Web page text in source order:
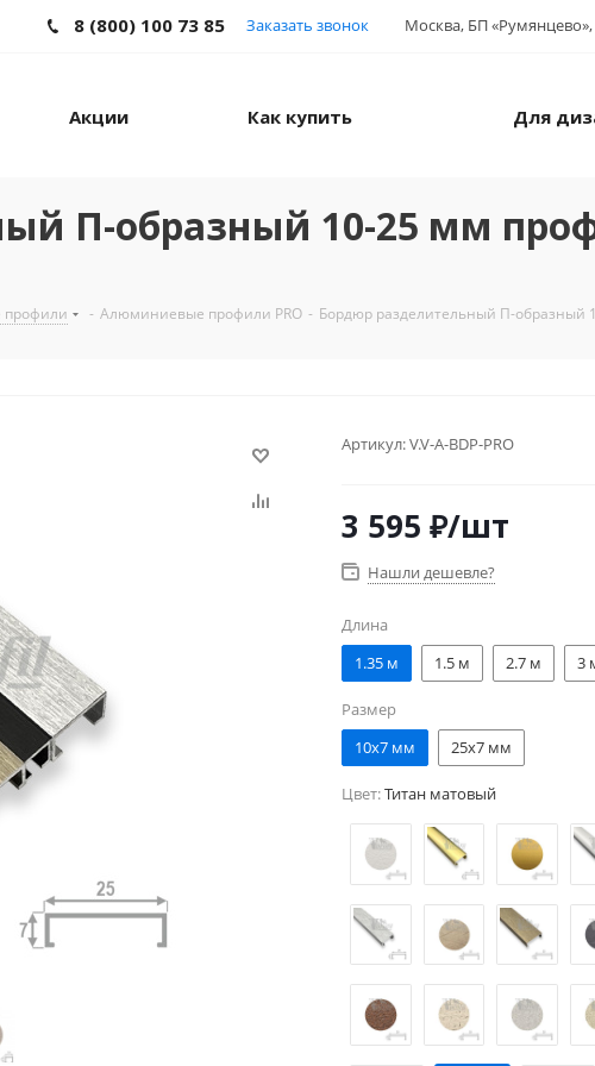
Москва, БП
8 (800) 100 73 85 Заказать звонок
Акции Как купить Для
П-образный 10-25 мм
- Алюминиевые профили PRO - Бордюр разделительный П-образный
Артикул:V.V-A-BDP-PRO
3 595 ₽/шт
Нашли дешевле?
Длина
1.35 м
1.5 м 2.7 м 3
Размер
10x7 мм
25x7 мм
Цвет:Титан матовый